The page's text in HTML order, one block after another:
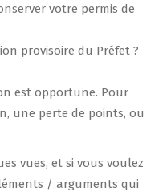
votre permis de
provisoire du Préfet ?
est opportune. Pour
une perte de points, ou
vues, et si vous voulez
/ arguments qui